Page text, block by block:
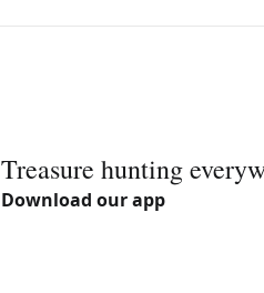
Treasure hunting
Download our app